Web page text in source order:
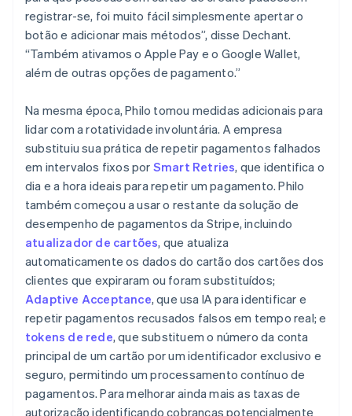
registrar-se, foi muito fácil simplesmente apertar o
botão e adicionar mais métodos”, disse Dechant.
“Também ativamos o Apple Pay e o Google Wallet,
além de outras opções de pagamento.”
Na mesma época, Philo tomou medidas adicionais para
lidar com a rotatividade involuntária. A empresa
substituiu sua prática de repetir pagamentos falhados
em intervalos fixos por Smart Retries, que identifica o
dia e a hora ideais para repetir um pagamento. Philo
também começou a usar o restante da solução de
desempenho de pagamentos da Stripe, incluindo
atualizador de cartões, que atualiza
automaticamente os dados do cartão dos cartões dos
clientes que expiraram ou foram substituídos;
Adaptive Acceptance, que usa IA para identificar e
repetir pagamentos recusados falsos em tempo real; e
tokens de rede, que substituem o número da conta
principal de um cartão por um identificador exclusivo e
seguro, permitindo um processamento contínuo de
pagamentos. Para melhorar ainda mais as taxas de
autorização identificando cobranças potencialmente